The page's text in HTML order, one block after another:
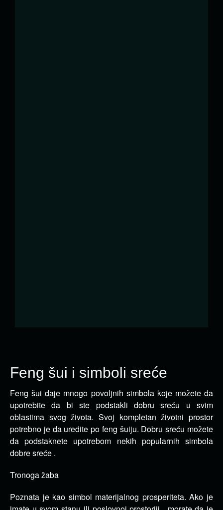
Feng šui i simboli sreće
Feng šui daje mnogo povoljnih simbola koje možete da
upotrebite da bi ste podstakli dobru sreću u svim
oblastima svog života. Svoj kompletan životni prostor
potrebno je da uredite po feng šuiju. Dobru sreću možete
da podstaknete upotrebom nekih popularnih simbola
dobre sreće .
Tronoga žaba
Poznata je kao simbol materijalnog prosperiteta. Ako je